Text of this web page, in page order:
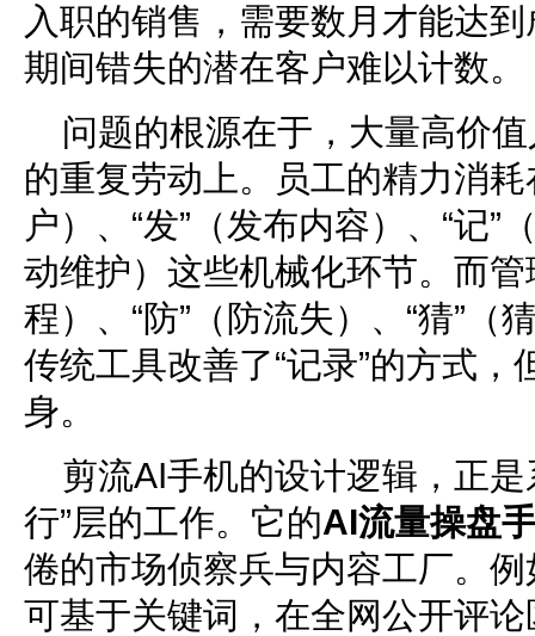
入职的销售，需要数月才能达
期间错失的潜在客户难以计数。
问题的根源在于，大量高价
的重复劳动上。员工的精力消耗
户）、“发”（发布内容）、“记”
动维护）这些机械化环节。而管
程）、“防”（防流失）、“猜”（
传统工具改善了“记录”的方式，
身。
剪流AI手机的设计逻辑，正
行”层的工作。它的AI流量操盘
倦的市场侦察兵与内容工厂。例
可基于关键词，在全网公开评